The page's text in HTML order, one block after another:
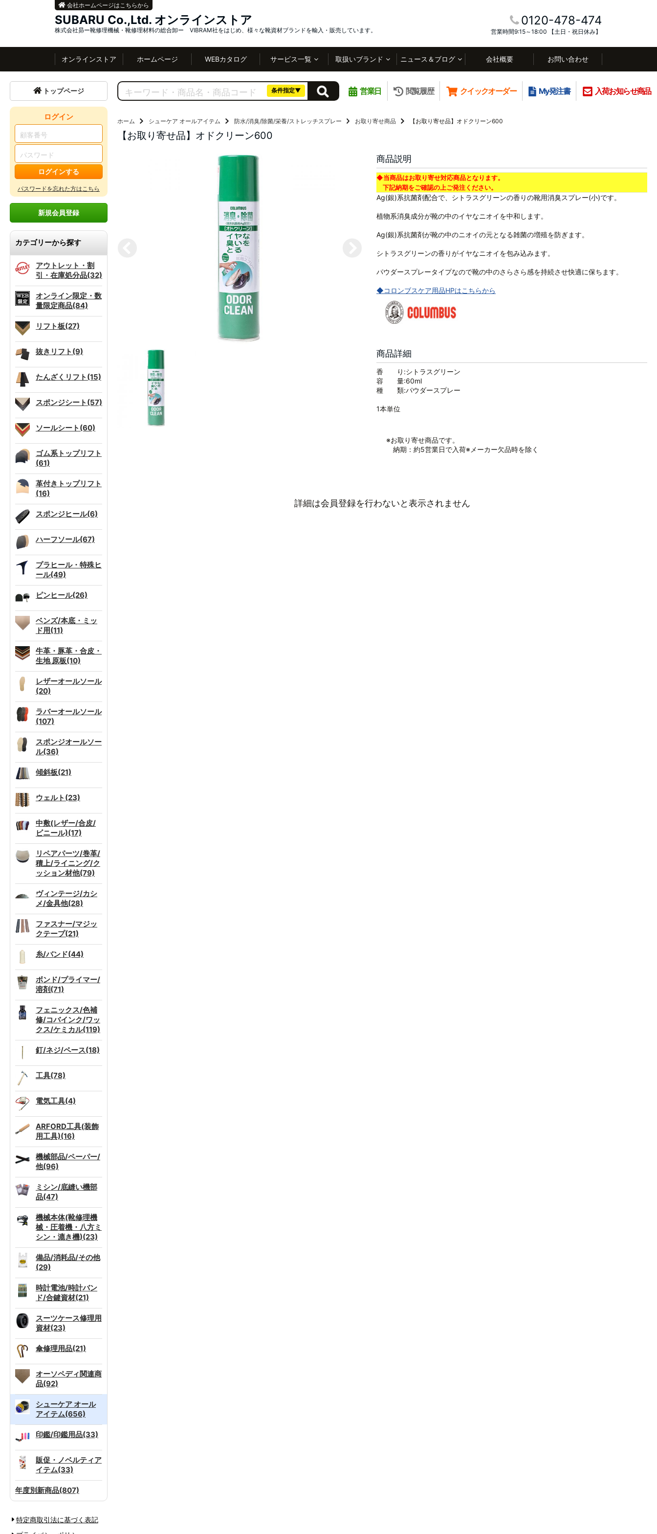
SUBARU Co.,Ltd. オンラインストア
株式会社昴ー靴修理機械・靴修理材料の総合卸ー VIBRAM社をはじめ、様々な靴資材ブランドを輸入・販売しています。
0120-478-474
営業時間9:15～18:00 【土日・祝日休み】
会社ホームページはこちらから
オンラインストア ホームページ WEBカタログ サービス一覧 取扱いブランド ニュース＆ブログ 会社概要 お問い合わせ
トップページ
ログイン
ログインする
パスワードを忘れた方はこちら
新規会員登録
カテゴリーから探す
アウトレット・割
引・在庫処分品(32)
オンライン限定・数
量限定商品(84)
リフト板(27)
抜きリフト(9)
たんざくリフト(15)
スポンジシート(57)
ソールシート(60)
ゴム系トップリフト
(61)
革付きトップリフト
(16)
スポンジヒール(6)
ハーフソール(67)
プラヒール・特殊ヒ
ール(49)
ピンヒール(26)
ベンズ/本底・ミッ
ド用(11)
牛革・豚革・合皮・
生地 原板(10)
レザーオールソール
(20)
ラバーオールソール
(107)
スポンジオールソー
ル(36)
傾斜板(21)
ウェルト(23)
中敷(レザー/合皮/
ビニール)(17)
リペアパーツ/巻革/
積上/ライニング/ク
ッション材他(79)
ヴィンテージ/カシ
メ/金具他(28)
ファスナー/マジッ
クテープ(21)
糸/バンド(44)
ボンド/プライマー/
溶剤(71)
フェニックス/色補
修/コバインク/ワッ
クス/ケミカル(119)
釘/ネジ/ペース(18)
工具(78)
電気工具(4)
ARFORD工具(装飾
用工具)(16)
機械部品/ペーパー/
他(96)
ミシン/底縫い機部
品(47)
機械本体(靴修理機
械・圧着機・八方ミ
シン・漉き機)(23)
備品/消耗品/その他
(29)
時計電池/時計バン
ド/合鍵資材(21)
スーツケース修理用
資材(23)
傘修理用品(21)
オーソペディ関連商
品(92)
シューケア オール
アイテム(656)
印鑑/印鑑用品(33)
販促・ノベルティア
イテム(33)
年度別新商品(807)
特定商取引法に基づく表記
条件指定▼ 営業日 閲覧履歴 クイックオーダー My発注書 入荷お知らせ商品
ホーム シューケア オールアイテム 防水/消臭/除菌/栄養/ストレッチスプレー お取り寄せ商品 【お取り寄せ品】オドクリーン600
【お取り寄せ品】オドクリーン600
商品説明
◆当商品はお取り寄せ対応商品となります。
下記納期をご確認の上ご発注ください。
Ag(銀)系抗菌剤配合で、シトラスグリーンの香りの靴用消臭スプレー(小)です。
植物系消臭成分が靴の中のイヤなニオイを中和します。
Ag(銀)系抗菌剤が靴の中のニオイの元となる雑菌の増殖を防ぎます。
シトラスグリーンの香りがイヤなニオイを包み込みます。
パウダースプレータイプなので靴の中のさらさら感を持続させ快適に保ちます。
◆コロンブスケア用品HPはこちらから
商品詳細
香 り:シトラスグリーン
容 量:60ml
種 類:パウダースプレー
1本単位
※お取り寄せ商品です。
納期：約5営業日で入荷※メーカー欠品時を除く
詳細は会員登録を行わないと表示されません